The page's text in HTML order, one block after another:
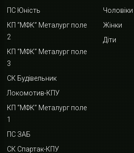
ПС Юність
КП “МФК” Металург поле
2
КП “МФК” Металург поле
3
СК Будівельник
Локомотив-КПУ
КП “МФК” Металург поле
1
ПС ЗАБ
СК Спартак-КПУ
Чоловіки
Жінки
Діти